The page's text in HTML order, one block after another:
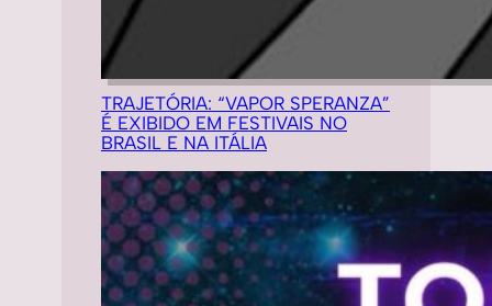
TRAJETÓRIA: “VAPOR SPERANZA”
É EXIBIDO EM FESTIVAIS NO
BRASIL E NA ITÁLIA